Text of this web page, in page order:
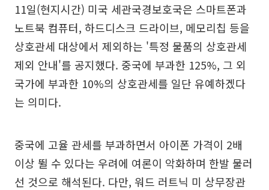
11일(현지시간) 미국 세관국경보호국은 스마트폰과
노트북 컴퓨터, 하드디스크 드라이브, 메모리칩 등을
상호관세 대상에서 제외하는 '특정 물품의 상호관세
제외 안내'를 공지했다. 중국에 부과한 125%, 그 외
국가에 부과한 10%의 상호관세를 일단 유예하겠다
는 의미다.
중국에 고율 관세를 부과하면서 아이폰 가격이 2배
이상 뛸 수 있다는 우려에 여론이 악화하며 한발 물러
선 것으로 해석된다. 다만, 워드 러트닉 미 상무장관